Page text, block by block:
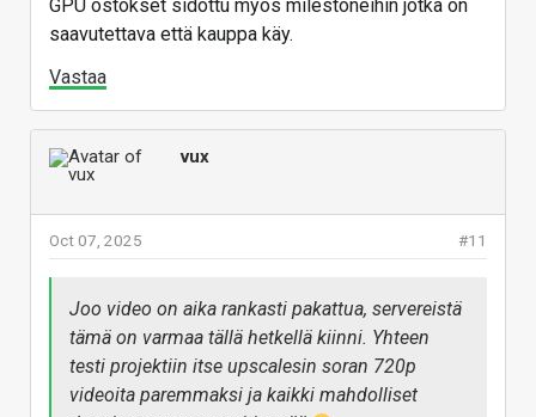
GPU ostokset sidottu myös milestoneihin jotka on
saavutettava että kauppa käy.
Vastaa
vux
#11
Oct 07, 2025
Joo video on aika rankasti pakattua, servereistä
tämä on varmaa tällä hetkellä kiinni. Yhteen
testi projektiin itse upscalesin soran 720p
videoita paremmaksi ja kaikki mahdolliset